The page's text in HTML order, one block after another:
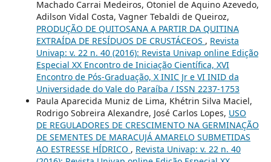
Machado Carrai Medeiros, Otoniel de Aquino Azevedo,
Adilson Vidal Costa, Vagner Tebaldi de Queiroz,
PRODUÇÃO DE QUITOSANA A PARTIR DA QUITINA
EXTRAÍDA DE RESÍDUOS DE CRUSTÁCEOS , Revista
Univap: v. 22 n. 40 (2016): Revista Univap online Edição
Especial XX Encontro de Iniciação Científica, XVI
Encontro de Pós-Graduação, X INIC Jr e VI INID da
Universidade do Vale do Paraíba / ISSN 2237-1753
Paula Aparecida Muniz de Lima, Khétrin Silva Maciel,
Rodrigo Sobreira Alexandre, José Carlos Lopes, USO
DE REGULADORES DE CRESCIMENTO NA GERMINAÇÃO
DE SEMENTES DE MARACUJÁ AMARELO SUBMETIDAS
AO ESTRESSE HÍDRICO , Revista Univap: v. 22 n. 40